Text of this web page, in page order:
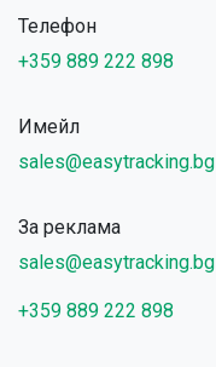
Телефон
+359 889 222 898
Имейл
sales@easytracking.bg
За реклама
sales@easytracking.bg
+359 889 222 898